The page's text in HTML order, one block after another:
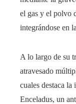
el gas y el polvo
integrándose en
A lo largo de su
atravesado
cuales destaca
Enceladus, un